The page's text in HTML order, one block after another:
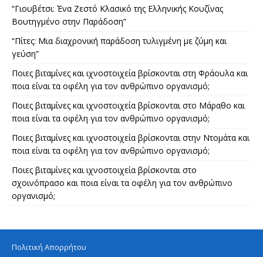
“Γιουβέτσι: Ένα Ζεστό Κλασικό της Ελληνικής Κουζίνας
Βουτηγμένο στην Παράδοση”
“Πίτες: Μια διαχρονική παράδοση τυλιγμένη με ζύμη και
γεύση”
Ποιες βιταμίνες και ιχνοστοιχεία βρίσκονται στη Φράουλα και
ποια είναι τα οφέλη για τον ανθρώπινο οργανισμό;
Ποιες βιταμίνες και ιχνοστοιχεία βρίσκονται στο Μάραθο και
ποια είναι τα οφέλη για τον ανθρώπινο οργανισμό;
Ποιες βιταμίνες και ιχνοστοιχεία βρίσκονται στην Ντομάτα και
ποια είναι τα οφέλη για τον ανθρώπινο οργανισμό;
Ποιες βιταμίνες και ιχνοστοιχεία βρίσκονται στο
σχοινόπρασο και ποια είναι τα οφέλη για τον ανθρώπινο
οργανισμό;
Πολιτική Απορρήτου